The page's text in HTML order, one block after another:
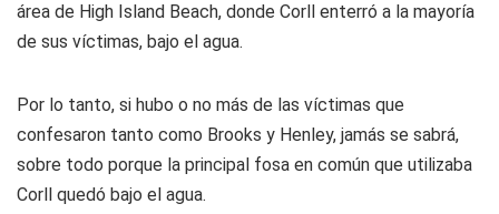
área de High Island Beach, donde Corll enterró a la mayoría
de sus víctimas, bajo el agua.
Por lo tanto, si hubo o no más de las víctimas que
confesaron tanto como Brooks y Henley, jamás se sabrá,
sobre todo porque la principal fosa en común que utilizaba
Corll quedó bajo el agua.